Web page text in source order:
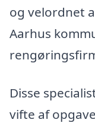
og velordnet
Aarhus
Disse
vifte af